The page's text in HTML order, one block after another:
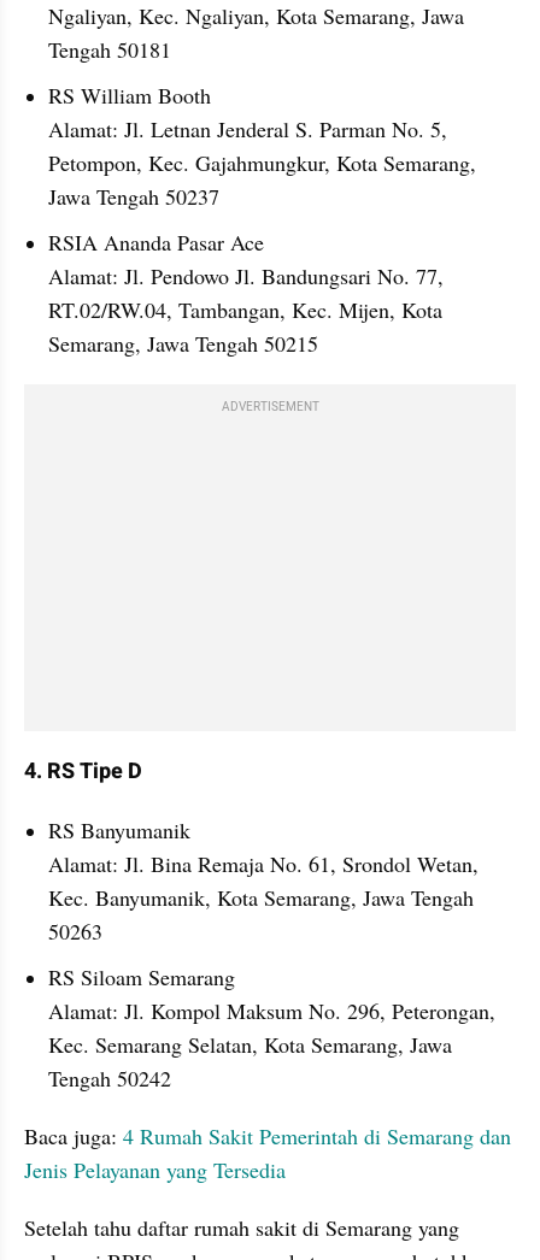
Ngaliyan, Kec. Ngaliyan, Kota Semarang, Jawa
Tengah 50181
RS William Booth
Alamat: Jl. Letnan Jenderal S. Parman No. 5,
Petompon, Kec. Gajahmungkur, Kota Semarang,
Jawa Tengah 50237
RSIA Ananda Pasar Ace
Alamat: Jl. Pendowo Jl. Bandungsari No. 77,
RT.02/RW.04, Tambangan, Kec. Mijen, Kota
Semarang, Jawa Tengah 50215
ADVERTISEMENT
4. RS Tipe D
RS Banyumanik
Alamat: Jl. Bina Remaja No. 61, Srondol Wetan,
Kec. Banyumanik, Kota Semarang, Jawa Tengah
50263
RS Siloam Semarang
Alamat: Jl. Kompol Maksum No. 296, Peterongan,
Kec. Semarang Selatan, Kota Semarang, Jawa
Tengah 50242
Baca juga: 4 Rumah Sakit Pemerintah di Semarang dan
Jenis Pelayanan yang Tersedia
Setelah tahu daftar rumah sakit di Semarang yang